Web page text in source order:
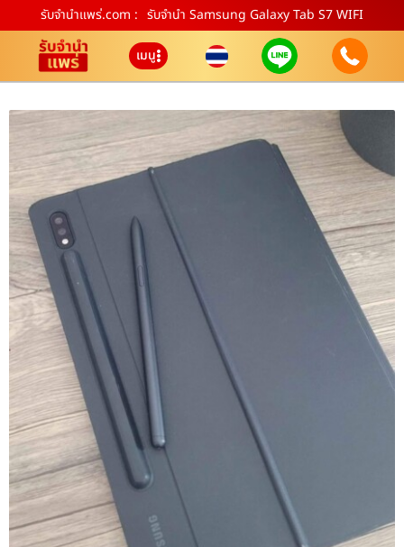
รับจํานําแพร่.com : รับจำนำ Samsung Galaxy Tab S7 WIFI
เมนู